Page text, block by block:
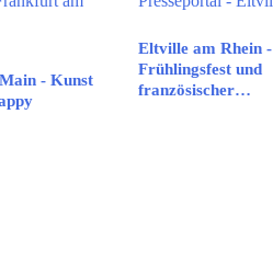
- Kunst
Eltville am Rhein -
Frühlingsfest und
französischer…